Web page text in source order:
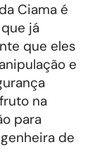
Ciama é
já
que eles
e
na
para
de